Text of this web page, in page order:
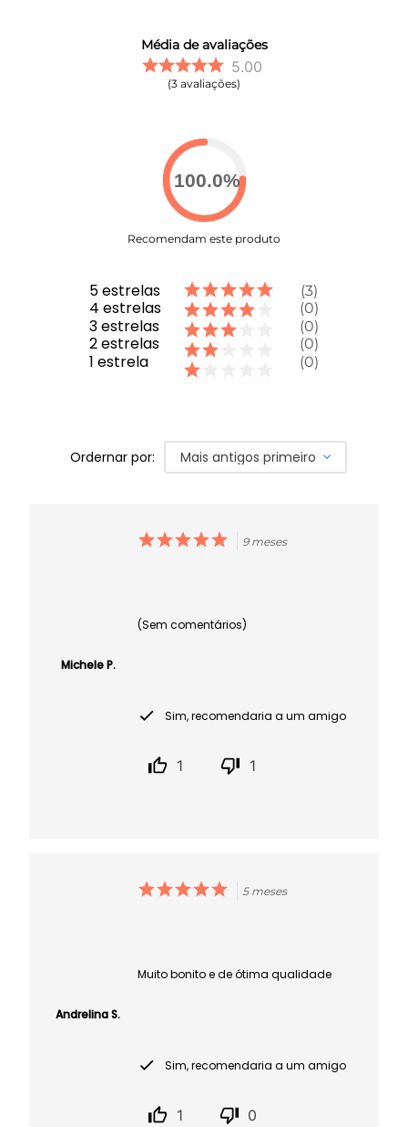
Média de avaliações
5.00
3 avaliações
100.0%
Recomendam este produto
5estrelas
4 estrelas
3estrelas
2estrelas
1 estrela
3
0
0
0
0
Ordernar por: Mais antigos primeiro
Michele P.
9 meses
(Sem comentários)
Sim, recomendaria a um amigo
1 1
Andrelina S.
5 meses
Muito bonito e de ótima qualidade
Sim, recomendaria a um amigo
1 0